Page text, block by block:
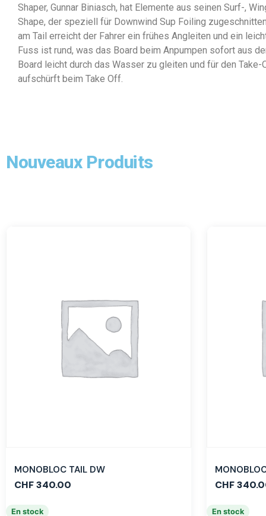
Shaper, Gunnar Biniasch, hat Elemente aus seinen Surf-,
Shape, der speziell für Downwind Sup Foiling
am Tail erreicht der Fahrer ein frühes Angleiten und ein
Fuss ist rund, was das Board beim Anpumpen sofort aus
Board leicht durch das Wasser zu gleiten und für den
aufschürft beim Take Off.
Nouveaux Produits
MONOBLOC TAIL DW
CHF340.00
En stock
CHF
En stock